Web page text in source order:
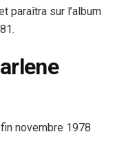
paraîtra sur l’album
novembre 1978